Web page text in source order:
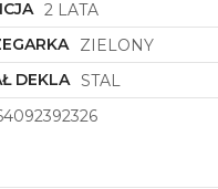
2 LATA
ZIELONY
DEKLA STAL